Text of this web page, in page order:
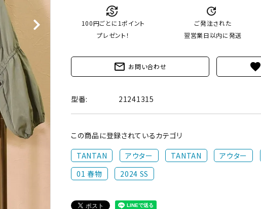
currency_exchange
100円ごとに1ポイント
プレゼント！
update
ご発注された
翌営業日以内に発送
mail_outline お問い合わせ favorite
型番: 21241315
この商品に登録されているカテゴリ
TANTAN
アウター TANTAN アウター
01 春物
2024 SS